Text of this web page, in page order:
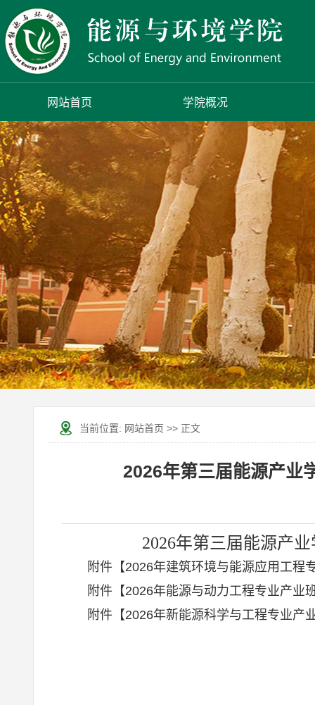
网站首页 学院概况
当前位置: 网站首页 >> 正文
2026年第三届能源产业
2026年第三届能源产
附件【2026年建筑环境与能源应用工程
附件【2026年能源与动力工程专业产业
附件【2026年新能源科学与工程专业产